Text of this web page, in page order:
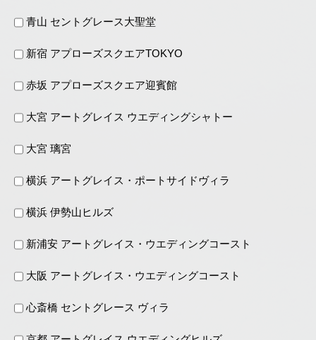
青山 セントグレース大聖堂
新宿 アプローズスクエアTOKYO
赤坂 アプローズスクエア迎賓館
大宮 アートグレイス ウエディングシャトー
大宮 璃宮
横浜 アートグレイス・ポートサイドヴィラ
横浜 伊勢山ヒルズ
新浦安 アートグレイス・ウエディングコースト
大阪 アートグレイス・ウエディングコースト
心斎橋 セントグレース ヴィラ